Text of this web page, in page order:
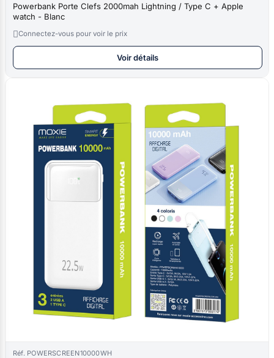
Powerbank Porte Clefs 2000mah Lightning / Type C + Apple
watch - Blanc
Connectez-vous pour voir le prix
Voir détails
Réf. POWERSCREEN10000WH